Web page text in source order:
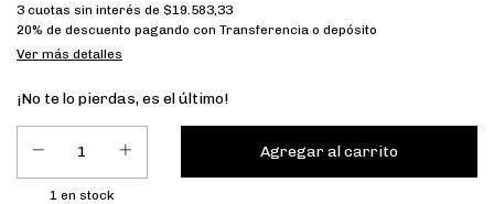
3 cuotas sin interés de $19.583,33
20% de descuento pagando con Transferencia o depósito
Ver más detalles
¡No te lo pierdas, es el último!
1 en stock